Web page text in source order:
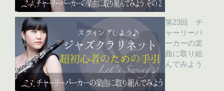
第23回 チ
ャーリーパ
ーカーの楽
曲に取り組
んでみよう